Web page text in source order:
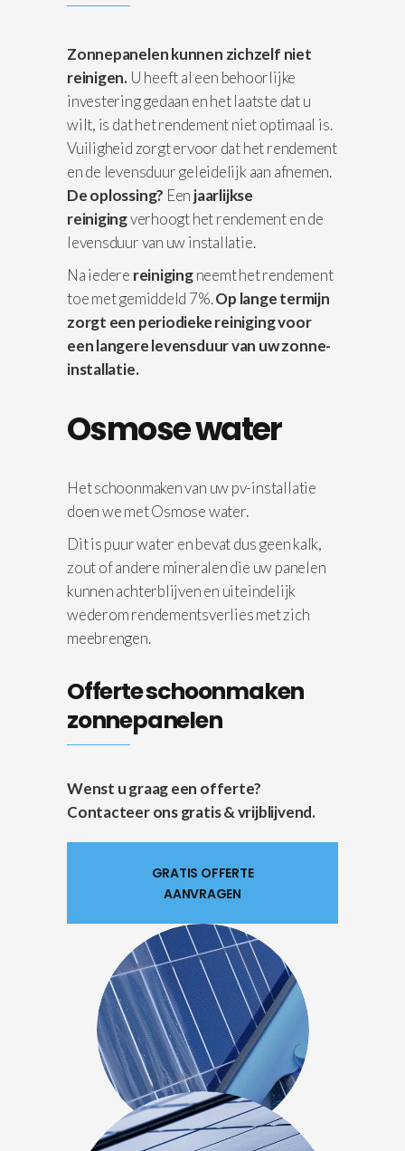
Zonnepanelen kunnen zichzelf niet
reinigen. U heeft al een behoorlijke
investering gedaan en het laatste dat u
wilt, is dat het rendement niet optimaal is.
Vuiligheid zorgt ervoor dat het rendement
en de levensduur geleidelijk aan afnemen.
De oplossing? Een jaarlijkse
reinigingverhoogt het rendement en de
levensduur van uw installatie.
Na iedere reinigingneemt het rendement
toe met gemiddeld 7%.Op lange termijn
zorgt een periodieke reiniging voor
een langere levensduur van uw zonne-
installatie.
Osmose water
Het schoonmaken van uw pv-installatie
doen we met Osmose water.
Dit is puur water en bevat dus geen kalk,
zout of andere mineralen die uw panelen
kunnen achterblijven en uiteindelijk
wederom rendementsverlies met zich
meebrengen.
Offerte schoonmaken
zonnepanelen
Wenst u graag een offerte?
Contacteer ons gratis & vrijblijvend.
GRATIS OFFERTE
AANVRAGEN